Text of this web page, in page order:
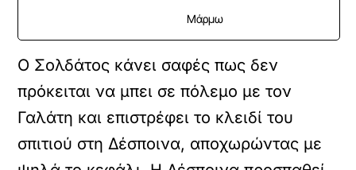
Μάρμω
Ο Σολδάτος κάνει σαφές πως δεν
πρόκειται να μπει σε πόλεμο με τον
Γαλάτη και επιστρέφει το κλειδί του
σπιτιού στη Δέσποινα, αποχωρώντας με